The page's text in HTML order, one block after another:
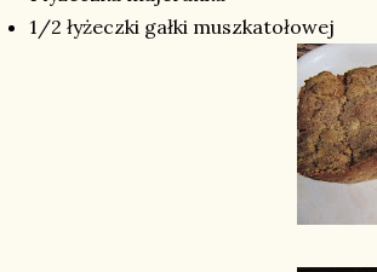
1/2 łyżeczki gałki muszkatołowej